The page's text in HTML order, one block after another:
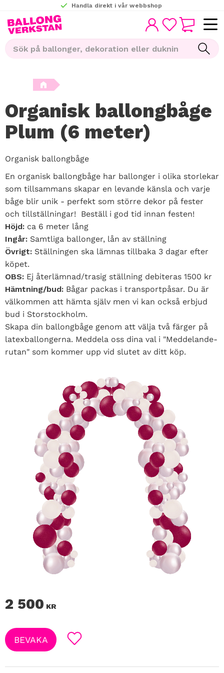
Meny
Handla direkt i vår webbshop
FAVORITER
KUNDVAGN
Organisk ballongbåge
Plum (6 meter)
Organisk ballongbåge
En organisk ballongbåge har ballonger i olika storlekar
som tillsammans skapar en levande känsla och varje
båge blir unik - perfekt som större dekor på fester
och tillställningar! Beställ i god tid innan festen!
Höjd: ca 6 meter lång
Ingår: Samtliga ballonger, lån av ställning
Övrigt: Ställningen ska lämnas tillbaka 3 dagar efter
köpet.
OBS: Ej återlämnad/trasig ställning debiteras 1500 kr
Hämtning/bud: Bågar packas i transportpåsar. Du är
välkommen att hämta själv men vi kan också erbjud
bud i Storstockholm.
Skapa din ballongbåge genom att välja två färger på
latexballongerna. Meddela oss dina val i "Meddelande-
rutan" som kommer upp vid slutet av ditt köp.
2 500 KR
Lägg till i favoriter
BEVAKA